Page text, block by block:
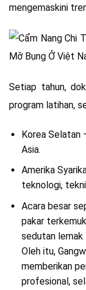
mengemaskini
Setiap tahun,
program latihan,
Korea Selatan
Asia.
Amerika
teknologi,
Acara besar
pakar
sedutan lemak
Oleh itu,
memberikan
profesional,